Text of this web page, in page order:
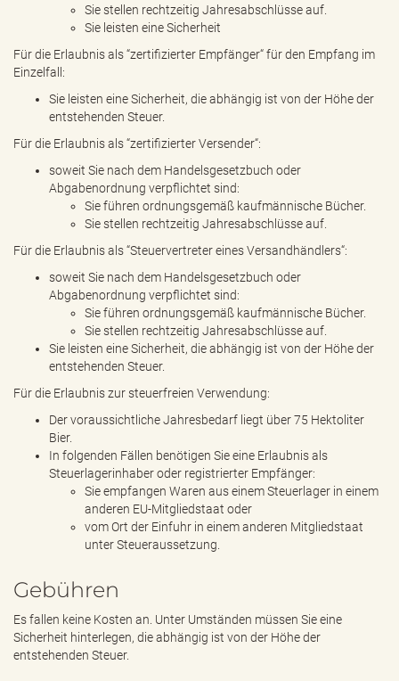
Sie stellen rechtzeitig Jahresabschlüsse auf.
Sie leisten eine Sicherheit
Für die Erlaubnis als “zertifizierter Empfänger“ für den Empfang im
Einzelfall:
Sie leisten eine Sicherheit, die abhängig ist von der Höhe der
entstehenden Steuer.
Für die Erlaubnis als “zertifizierter Versender“:
soweit Sie nach dem Handelsgesetzbuch oder
Abgabenordnung verpflichtet sind:
Sie führen ordnungsgemäß kaufmännische Bücher.
Sie stellen rechtzeitig Jahresabschlüsse auf.
Für die Erlaubnis als “Steuervertreter eines Versandhändlers“:
soweit Sie nach dem Handelsgesetzbuch oder
Abgabenordnung verpflichtet sind:
Sie führen ordnungsgemäß kaufmännische Bücher.
Sie stellen rechtzeitig Jahresabschlüsse auf.
Sie leisten eine Sicherheit, die abhängig ist von der Höhe der
entstehenden Steuer.
Für die Erlaubnis zur steuerfreien Verwendung:
Der voraussichtliche Jahresbedarf liegt über 75 Hektoliter
Bier.
In folgenden Fällen benötigen Sie eine Erlaubnis als
Steuerlagerinhaber oder registrierter Empfänger:
Sie empfangen Waren aus einem Steuerlager in einem
anderen EU-Mitgliedstaat oder
vom Ort der Einfuhr in einem anderen Mitgliedstaat
unter Steueraussetzung.
Gebühren
Es fallen keine Kosten an. Unter Umständen müssen Sie eine
Sicherheit hinterlegen, die abhängig ist von der Höhe der
entstehenden Steuer.